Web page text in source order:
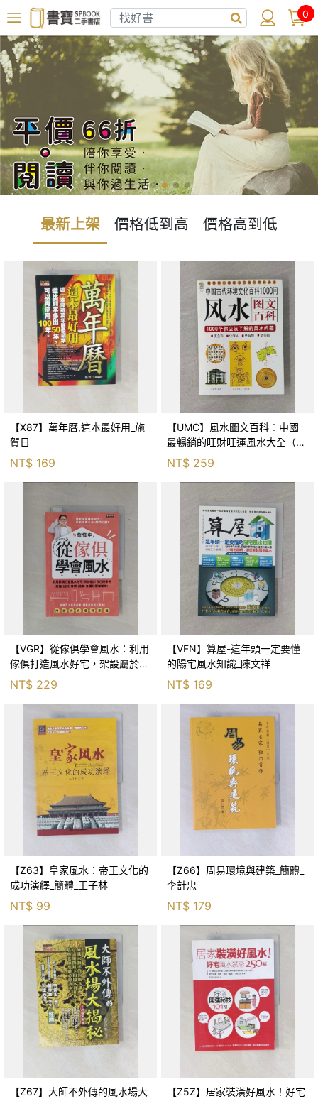
0
最新上架 價格低到高 價格高到低
【X87】萬年曆,這本最好用_施
賀日
NT$ 169
【UMC】風水圖文百科︰中國
最暢銷的旺財旺運風水大全（最
新修訂）_簡體_石橋青 編
NT$ 259
【VGR】從傢俱學會風水：利用
傢俱打造風水好宅，架設屬於自
己的豪宅…_詹惟中
NT$ 229
【VFN】算屋-這年頭一定要懂
的陽宅風水知識_陳文祥
NT$ 169
【Z63】皇家風水：帝王文化的
成功演繹_簡體_王子林
NT$ 99
【Z66】周易環境與建築_簡體_
李計忠
NT$ 179
【Z67】大師不外傳的風水場大
【Z5Z】居家裝潢好風水！好宅